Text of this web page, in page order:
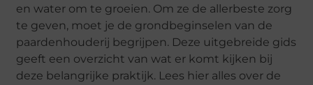
en water om te groeien. Om ze de allerbeste zorg
te geven, moet je de grondbeginselen van de
paardenhouderij begrijpen. Deze uitgebreide gids
geeft een overzicht van wat er komt kijken bij
deze belangrijke praktijk. Lees hier alles over de